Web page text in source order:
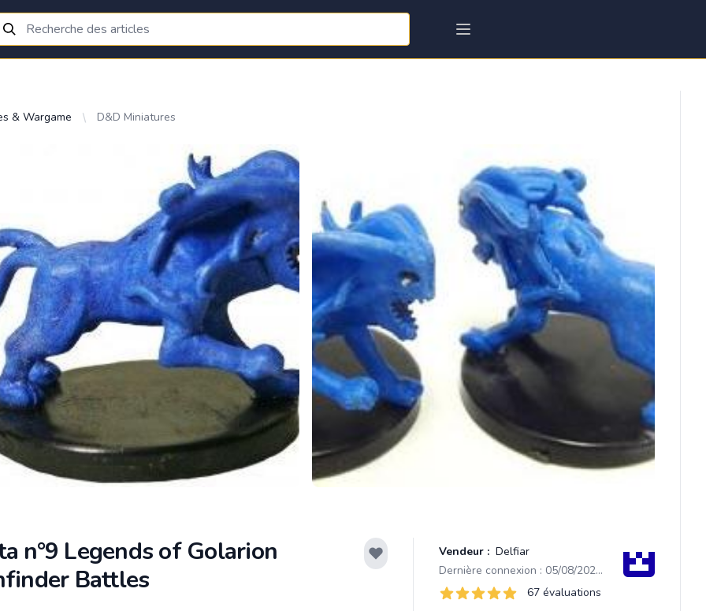
& Wargame D&D Miniatures
n°9 Legends of Golarion
Battles
Vendeur : Delfiar
Dernière connexion : 05/08/2026 10:03
Évaluations
67 sur 5 étoiles 67 évaluations